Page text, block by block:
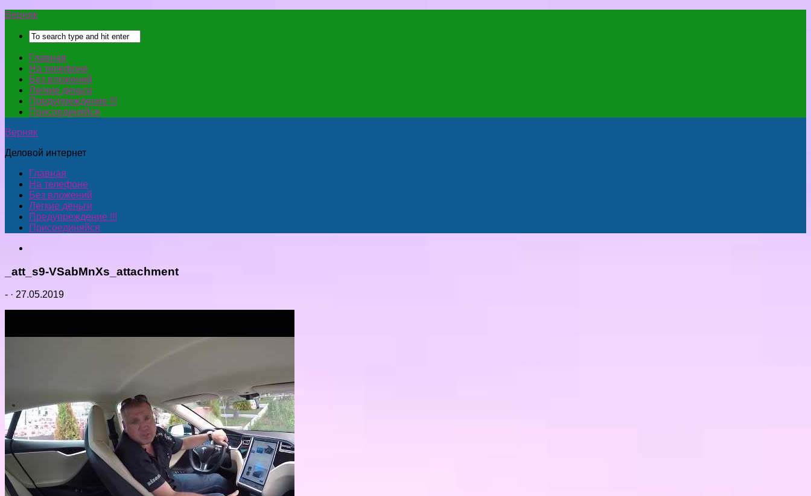
Верняк
Главная
На телефоне
Без вложений
Легкие деньги
Предупреждение !!!
Присоединяйся
Верняк
Деловой интернет
Главная
На телефоне
Без вложений
Легкие деньги
Предупреждение !!!
Присоединяйся
_att_s9-VSabMnXs_attachment
- · 27.05.2019